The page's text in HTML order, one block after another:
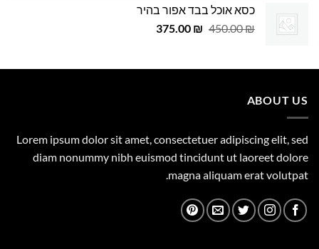
היה:
29.00 ₪.
הוא:
29.00 ₪.
כסא אוכל בבד אפור בהיר
450.00₪
המחיר
450.00 ₪.
375.00 ₪
המחיר
375.00 ₪.
ABOUT US
Lorem ipsum dolor sit amet, consectetuer adipiscing elit, sed
diam nonummy nibh euismod tincidunt ut laoreet dolore
magna aliquam erat volutpat.